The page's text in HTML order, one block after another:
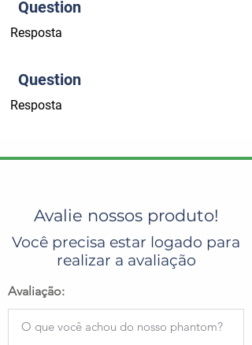
Question
Resposta
Question
Resposta
Avalie nossos produto!
Você precisa estar logado para
realizar a avaliação
Avaliação: